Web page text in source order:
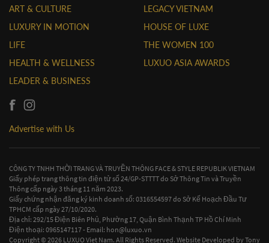
ART & CULTURE
LUXURY IN MOTION
LIFE
HEALTH & WELLNESS
LEADER & BUSINESS
LEGACY VIETNAM
HOUSE OF LUXE
THE WOMEN 100
LUXUO ASIA AWARDS
Advertise with Us
CÔNG TY TNHH THỜI TRANG VÀ TRUYỀN THÔNG FACE & STYLE REPUBLIK VIETNAM
Giấy phép trang thông tin điện tử số 24/GP-STTTT do Sở Thông Tin và Truyền
Thông cấp ngày 3 tháng 11 năm 2023.
Giấy chứng nhận đăng ký kinh doanh số: 0316554597 do Sở Kế Hoạch Đầu Tư
TPHCM cấp ngày 27/10/2020.
Địa chỉ: 292/15 Điện Biên Phủ, Phường 17, Quận Bình Thạnh TP Hồ Chí Minh
Điện thoại: 0965147117 - Email: hon@luxuo.vn
Copyright © 2026 LUXUO Viet Nam. All Rights Reserved. Website Developed byTony